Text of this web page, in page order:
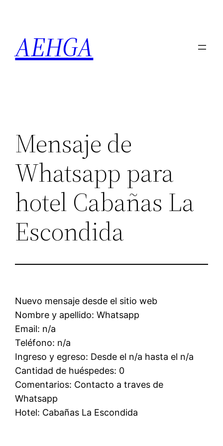
contenido
AEHGA
Mensaje de
Whatsapp para
hotel Cabañas La
Escondida
Nuevo mensaje desde el sitio web
Nombre y apellido: Whatsapp
Email: n/a
Teléfono: n/a
Ingreso y egreso: Desde el n/a hasta el n/a
Cantidad de huéspedes: 0
Comentarios: Contacto a traves de
Whatsapp
Hotel: Cabañas La Escondida